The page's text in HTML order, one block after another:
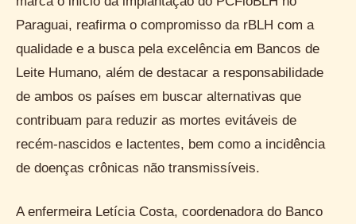
Paraguai, reafirma o compromisso da rBLH com a
qualidade e a busca pela excelência em Bancos de
Leite Humano, além de destacar a responsabilidade
de ambos os países em buscar alternativas que
contribuam para reduzir as mortes evitáveis de
recém-nascidos e lactentes, bem como a incidência
de doenças crônicas não transmissíveis.
A enfermeira Letícia Costa, coordenadora do Banco